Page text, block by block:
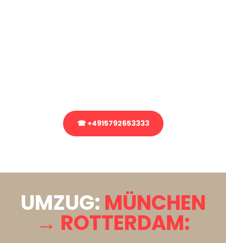
☎ +4915792653333
UMZUG: MÜNCHEN
→ ROTTERDAM: